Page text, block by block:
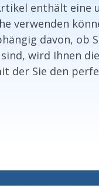
enthält eine
verwenden
davon, ob
wird Ihnen
der Sie den